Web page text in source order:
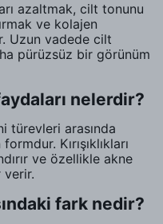
azaltmak, cilt tonunu
ve kolajen
Uzun vadede cilt
pürüzsüz bir görünüm
nelerdir?
türevleri arasında
Kırışıklıkları
ve özellikle akne
fark nedir?